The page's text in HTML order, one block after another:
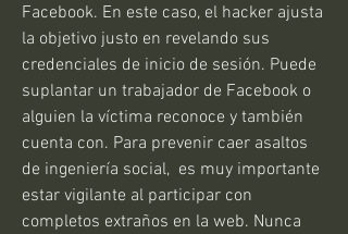
Facebook. En este caso, el hacker ajusta
la objetivo justo en revelando sus
credenciales de inicio de sesión. Puede
suplantar un trabajador de Facebook o
alguien la víctima reconoce y también
cuenta con. Para prevenir caer asaltos
de ingeniería social,  es muy importante
estar vigilante al participar con
completos extraños en la web. Nunca